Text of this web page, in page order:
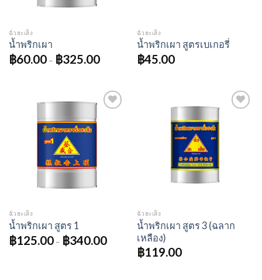
ฉั่วฮะเส็ง
น้ำพริกเผา
฿60.00– ฿325.00
ฉั่วฮะเส็ง
น้ำพริกเผา สูตรเบเกอรี่
฿45.00
wishlist
ฉั่วฮะเส็ง
น้ำพริกเผา สูตร 1
฿125.00– ฿340.00
ฉั่วฮะเส็ง
น้ำพริกเผา สูตร 3 (ฉลาก
เหลือง)
฿119.00